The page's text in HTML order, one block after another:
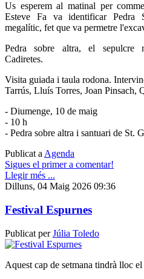
Us esperem al matinal per
Esteve Fa va identificar Pedra
megalític, fet que va permetre
Pedra sobre altra, el sepulcre
Cadiretes.
Visita guiada i taula rodona.
Tarrús, Lluís Torres, Joan Pinsach,
- Diumenge, 10 de maig
- 10 h
- Pedra sobre altra i santuari de St.
Publicat a Agenda
Sigues el primer a comentar!
Llegir més ...
Dilluns, 04 Maig 2026 09:36
Festival Espurnes
Publicat perJúlia Toledo
Aquest cap de setmana tindrà lloc